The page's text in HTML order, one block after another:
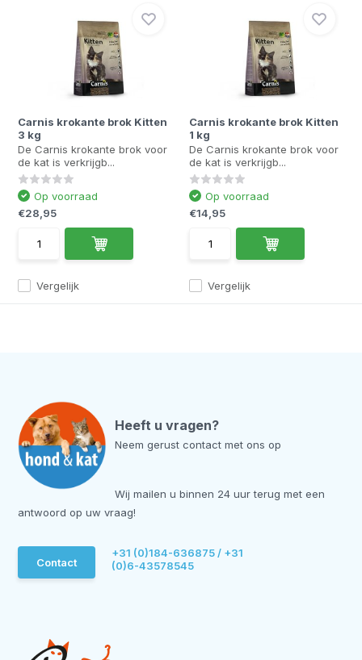
Carnis krokante brok Kitten
3 kg
De Carnis krokante brok voor
de kat is verkrijgb...
Vergelijk
Op voorraad
€28,95
Carnis krokante brok Kitten
1 kg
De Carnis krokante brok voor
de kat is verkrijgb...
Vergelijk
Op voorraad
€14,95
Heeft u vragen?
Neem gerust contact met ons op
Wij mailen u binnen 24 uur terug met een
antwoord op uw vraag!
Contact
+31 (0)184-636875 / +31
(0)6-43578545